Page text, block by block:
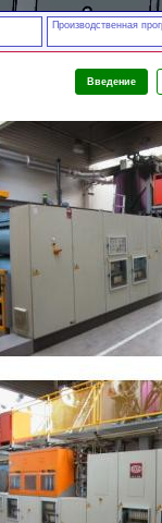
Производственная
Введение